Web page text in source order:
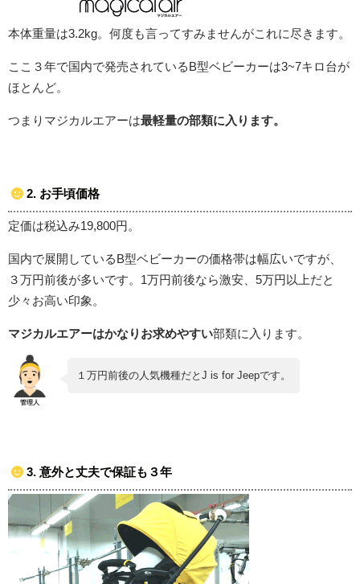
本体重量は3.2kg。何度も言ってすみませんがこれに尽きます。
ここ３年で国内で発売されているB型ベビーカーは3~7キロ台が
ほとんど。
つまりマジカルエアーは最軽量の部類に入ります。
2. お手頃価格
定価は税込み19,800円。
国内で展開しているB型ベビーカーの価格帯は幅広いですが、
３万円前後が多いです。1万円前後なら激安、5万円以上だと
少々お高い印象。
マジカルエアーはかなりお求めやすい部類に入ります。
１万円前後の人気機種だとJ is for Jeepです。
3. 意外と丈夫で保証も３年